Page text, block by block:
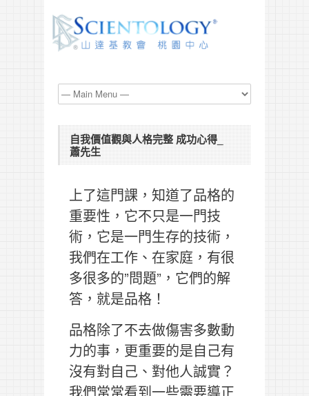
自我價值觀與人格完整 成功心得_
蕭先生
上了這門課，知道了品格的
重要性，它不只是一門技
術，它是一門生存的技術，
我們在工作、在家庭，有很
多很多的”問題”，它們的解
答，就是品格！
品格除了不去做傷害多數動
力的事，更重要的是自己有
沒有對自己、對他人誠實？
我們常常看到一些需要導正